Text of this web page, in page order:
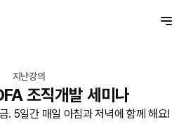
지난강의
조직개발 세미나
. 5일간 매일 아침과 저녁에 함께 해요!